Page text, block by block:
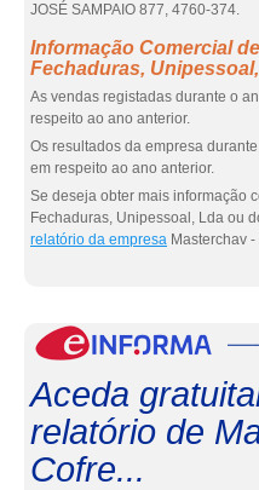
JOSÉ SAMPAIO 877, 4760-374.
Informação Comercial
Fechaduras,
As vendas registadas durante o
respeito ao ano anterior.
Os resultados da empresa
em respeito ao ano anterior.
Se deseja obter mais informação
Fechaduras, Unipessoal, Lda ou
relatório da empresa Masterchav
Aceda
relatório de
Cofre...